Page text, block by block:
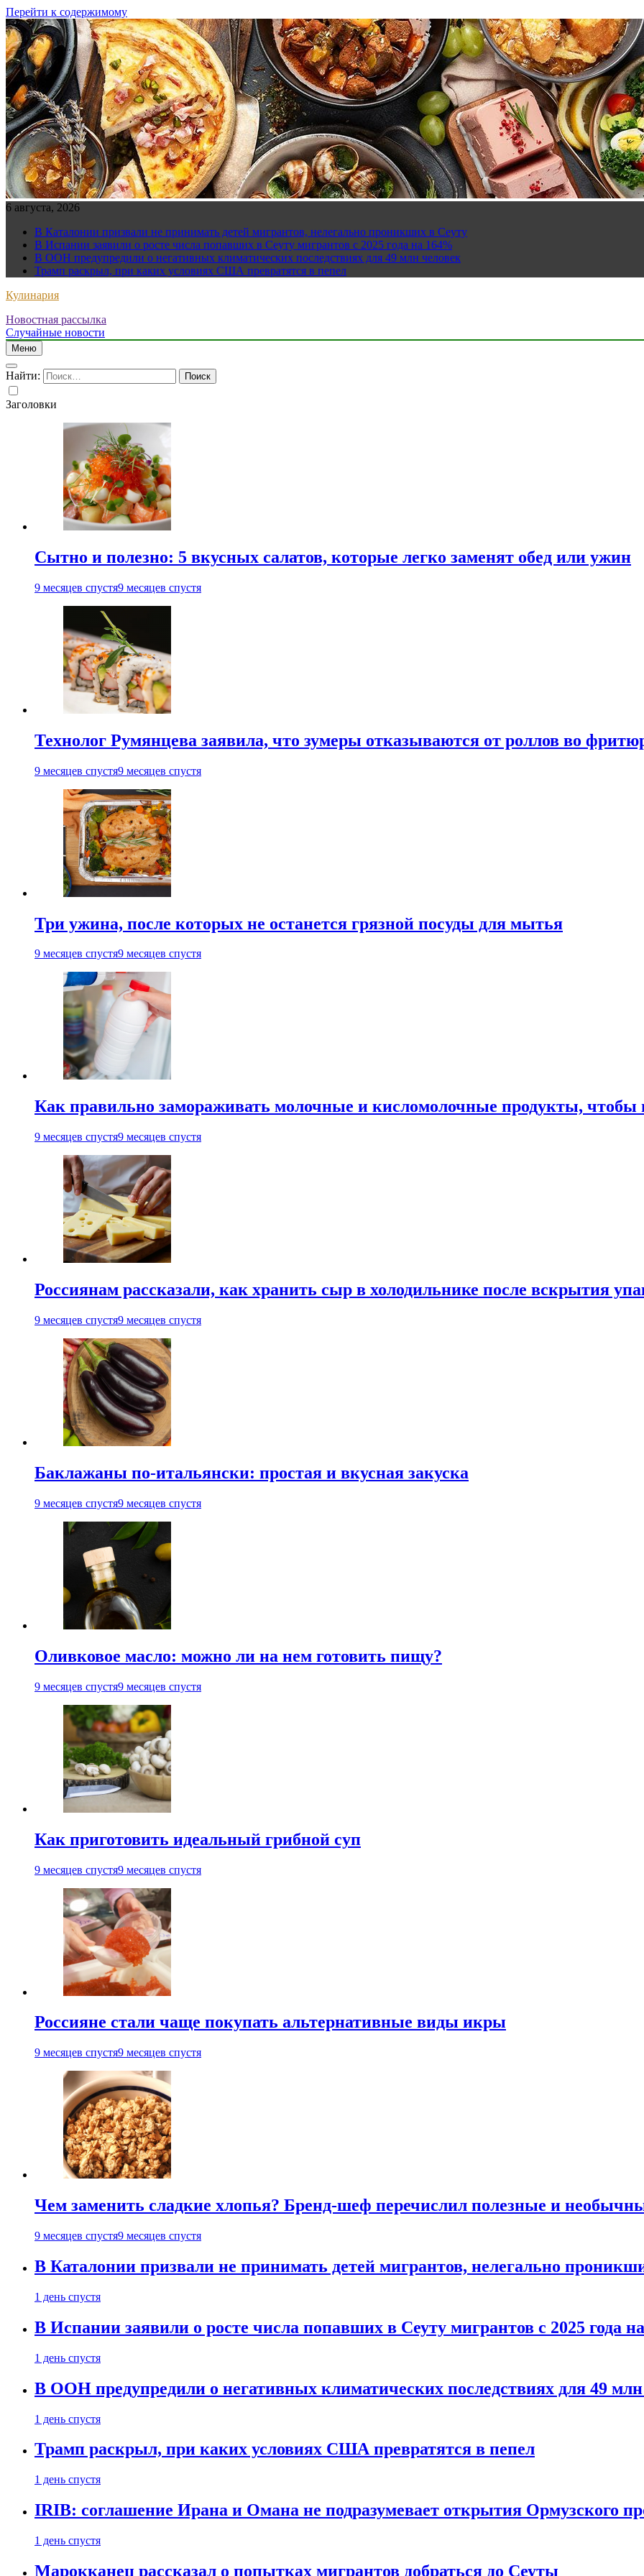
Перейти к содержимому
6 августа, 2026
В Каталонии призвали не принимать детей мигрантов, нелегально проникших в Сеуту
В Испании заявили о росте числа попавших в Сеуту мигрантов с 2025 года на 164%
В ООН предупредили о негативных климатических последствиях для 49 млн человек
Трамп раскрыл, при каких условиях США превратятся в пепел
Кулинария
Новостная рассылка
Случайные новости
Меню
Найти:
Заголовки
Сытно и полезно: 5 вкусных салатов, которые легко заменят обед или ужин
9 месяцев спустя9 месяцев спустя
Технолог Румянцева заявила, что зумеры отказываются от роллов во
9 месяцев спустя9 месяцев спустя
Три ужина, после которых не останется грязной посуды для мытья
9 месяцев спустя9 месяцев спустя
Как правильно замораживать молочные и кисломолочные продукты, чтобы
9 месяцев спустя9 месяцев спустя
Россиянам рассказали, как хранить сыр в холодильнике после вскрытия
9 месяцев спустя9 месяцев спустя
Баклажаны по-итальянски: простая и вкусная закуска
9 месяцев спустя9 месяцев спустя
Оливковое масло: можно ли на нем готовить пищу?
9 месяцев спустя9 месяцев спустя
Как приготовить идеальный грибной суп
9 месяцев спустя9 месяцев спустя
Россияне стали чаще покупать альтернативные виды икры
9 месяцев спустя9 месяцев спустя
Чем заменить сладкие хлопья? Бренд-шеф перечислил полезные и
9 месяцев спустя9 месяцев спустя
В Каталонии призвали не принимать детей мигрантов, нелегально
1 день спустя
В Испании заявили о росте числа попавших в Сеуту мигрантов с 2025 года
1 день спустя
В ООН предупредили о негативных климатических последствиях для 49 млн
1 день спустя
Трамп раскрыл, при каких условиях США превратятся в пепел
1 день спустя
IRIB: соглашение Ирана и Омана не подразумевает открытия Ормузского
1 день спустя
Марокканец рассказал о попытках мигрантов добраться до Сеуты